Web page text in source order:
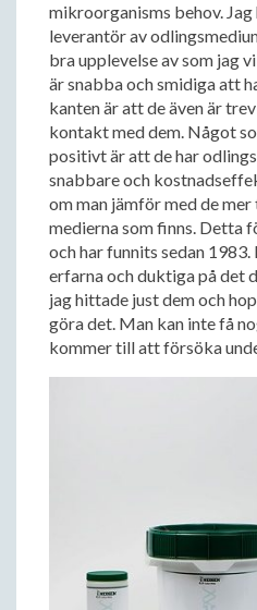
mikroorganisms behov.
leverantör av
bra upplevelse av som jag
är snabba och smidiga att
kanten är att de även är
kontakt med dem. Något
positivt är att de har
snabbare och
om man jämför med de
medierna som finns. Detta
och har funnits sedan
erfarna och duktiga på det
jag hittade just dem och
göra det. Man kan inte få
kommer till att försöka